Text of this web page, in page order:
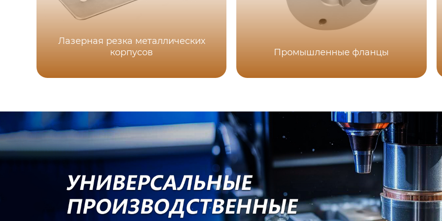
Лазерная резка металлических
корпусов
Промышленные фланцы